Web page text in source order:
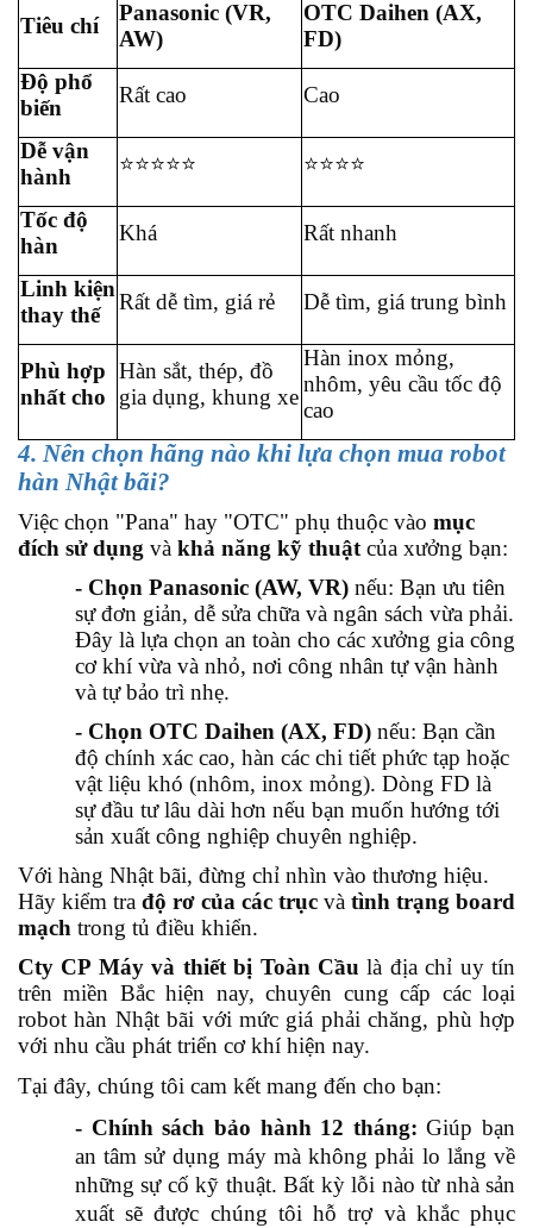
Tiêu chí
Panasonic (VR,
AW)
OTC Daihen (AX,
FD)
Độ phổ
biến
Rất cao Cao
Dễ vận
hành
⭐⭐⭐⭐⭐ ⭐⭐⭐⭐
Tốc độ
hàn
Khá Rất nhanh
Linh kiện
thay thế
Rất dễ tìm, giá rẻ Dễ tìm, giá trung bình
Phù hợp
nhất cho
Hàn sắt, thép, đồ
gia dụng, khung xe
Hàn inox mỏng,
nhôm, yêu cầu tốc độ
cao
4. Nên chọn hãng nào khi lựa chọn mua robot
hàn Nhật bãi?
Việc chọn "Pana" hay "OTC" phụ thuộc vào mục
đích sử dụng và khả năng kỹ thuật của xưởng bạn:
- Chọn Panasonic (AW, VR) nếu: Bạn ưu tiên
sự đơn giản, dễ sửa chữa và ngân sách vừa phải.
Đây là lựa chọn an toàn cho các xưởng gia công
cơ khí vừa và nhỏ, nơi công nhân tự vận hành
và tự bảo trì nhẹ.
- Chọn OTC Daihen (AX, FD) nếu: Bạn cần
độ chính xác cao, hàn các chi tiết phức tạp hoặc
vật liệu khó (nhôm, inox mỏng). Dòng FD là
sự đầu tư lâu dài hơn nếu bạn muốn hướng tới
sản xuất công nghiệp chuyên nghiệp.
Với hàng Nhật bãi, đừng chỉ nhìn vào thương hiệu.
Hãy kiểm tra độ rơ của các trục và tình trạng board
mạch trong tủ điều khiển.
Cty CP Máy và thiết bị Toàn Cầu là địa chỉ uy tín
trên miền Bắc hiện nay, chuyên cung cấp các loại
robot hàn Nhật bãi với mức giá phải chăng, phù hợp
với nhu cầu phát triển cơ khí hiện nay.
Tại đây, chúng tôi cam kết mang đến cho bạn:
- Chính sách bảo hành 12 tháng: Giúp bạn
an tâm sử dụng máy mà không phải lo lắng về
những sự cố kỹ thuật. Bất kỳ lỗi nào từ nhà sản
xuất sẽ được chúng tôi hỗ trợ và khắc phục